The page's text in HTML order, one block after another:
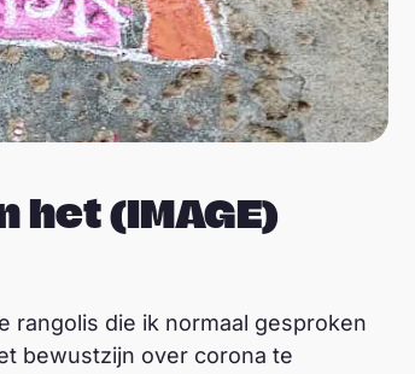
het (IMAGE)
rangolis die ik normaal gesproken
bewustzijn over corona te